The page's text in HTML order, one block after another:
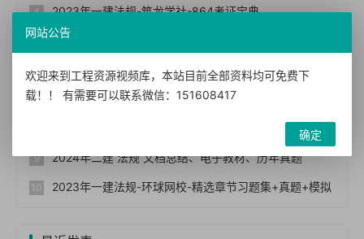
2023年一建法规-筑龙学社-864考证宝典
2024年二建 管理 文档总结、电子教材、历年真题
猫姐《知识网红课》把你的兴趣、经验、能力变成钱
网课二：知识付费高转化模式的设计与执行
2024年二建 法规 文档总结、电子教材、历年真题
2023年一建法规-环球网校-精选章节习题集+真题+模拟
网站公告
欢迎来到工程资源视频库，本站目前全部资料均可免费下
载！！ 有需要可以联系微信：151608417
确定